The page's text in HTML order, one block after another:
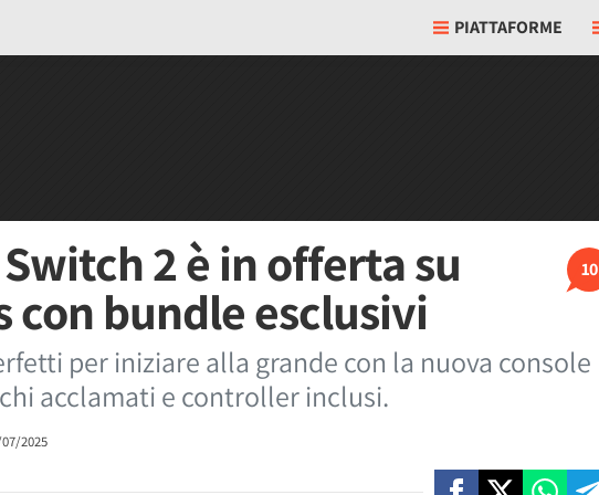
PIATTAFORME
10
2 è in offerta su
con bundle esclusivi
per iniziare alla grande con la nuova console
acclamati e controller inclusi.
2025